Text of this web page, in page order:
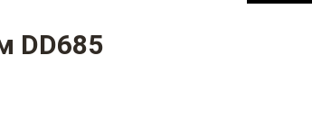
DD685